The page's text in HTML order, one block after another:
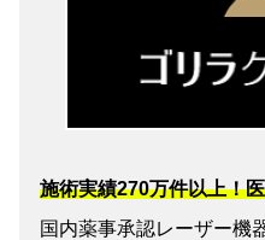
施術実績270万件以上！
国内薬事承認レーザー機